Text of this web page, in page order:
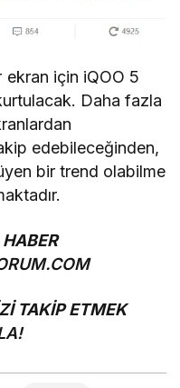
için iQOO 5
Daha fazla
edebileceğinden,
bir trend olabilme
TAKİP ETMEK